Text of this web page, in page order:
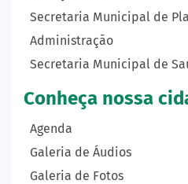
Secretaria Municipal de
Administração
Secretaria Municipal de
Conheça nossa
Agenda
Galeria de Áudios
Galeria de Fotos